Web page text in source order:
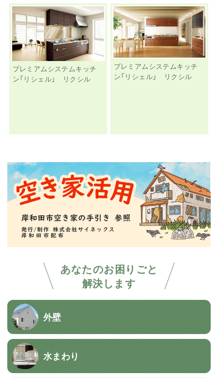
あなたのお困りごと
解決します
外壁
水まわり
プレミアムシステムキッチ
ン「リシェル」 リクシル
プレミアムシステムキッチ
ン「リシェル」 リクシル